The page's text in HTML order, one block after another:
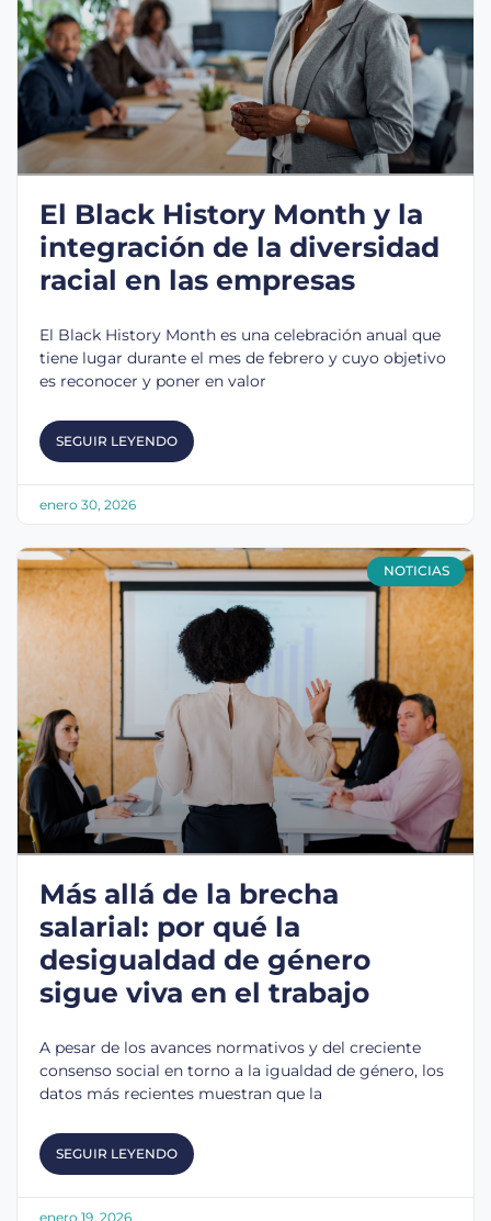
El Black History Month y la
integración de la diversidad
racial en las empresas
El Black History Month es una celebración anual que
tiene lugar durante el mes de febrero y cuyo objetivo
es reconocer y poner en valor
SEGUIR LEYENDO
enero 30, 2026
NOTICIAS
Más allá de la brecha
salarial: por qué la
desigualdad de género
sigue viva en el trabajo
A pesar de los avances normativos y del creciente
consenso social en torno a la igualdad de género, los
datos más recientes muestran que la
SEGUIR LEYENDO
enero 19, 2026